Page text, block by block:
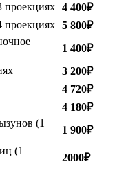
проекциях 4 400₽
проекциях 5 800₽
1 400₽
3 200₽
4 720₽
4 180₽
(1
1 900₽
(1
2000₽